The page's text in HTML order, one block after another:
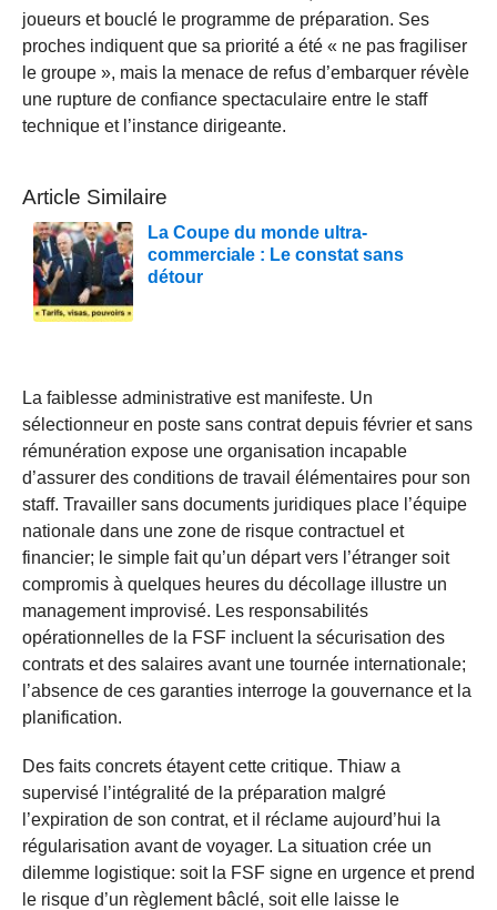
joueurs et bouclé le programme de préparation. Ses
proches indiquent que sa priorité a été « ne pas fragiliser
le groupe », mais la menace de refus d’embarquer révèle
une rupture de confiance spectaculaire entre le staff
technique et l’instance dirigeante.
Article Similaire
La Coupe du monde ultra-
commerciale : Le constat sans
détour
La faiblesse administrative est manifeste. Un
sélectionneur en poste sans contrat depuis février et sans
rémunération expose une organisation incapable
d’assurer des conditions de travail élémentaires pour son
staff. Travailler sans documents juridiques place l’équipe
nationale dans une zone de risque contractuel et
financier; le simple fait qu’un départ vers l’étranger soit
compromis à quelques heures du décollage illustre un
management improvisé. Les responsabilités
opérationnelles de la FSF incluent la sécurisation des
contrats et des salaires avant une tournée internationale;
l’absence de ces garanties interroge la gouvernance et la
planification.
Des faits concrets étayent cette critique. Thiaw a
supervisé l’intégralité de la préparation malgré
l’expiration de son contrat, et il réclame aujourd’hui la
régularisation avant de voyager. La situation crée un
dilemme logistique: soit la FSF signe en urgence et prend
le risque d’un règlement bâclé, soit elle laisse le